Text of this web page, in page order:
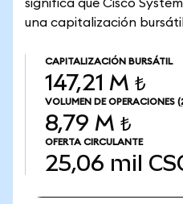
significa que Cisco
una capitalización
CAPITALIZACIÓN BURSÁTIL
147,21 M ₺
VOLUMEN DE OPERACIONES
8,79 M ₺
OFERTA CIRCULANTE
25,06 mil